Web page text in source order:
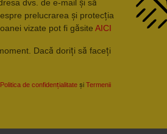
dvs. de e-mail și să
prelucrarea și protecția
vizate pot fi găsite AICI
Dacă doriți să faceți
Politica de confidențialitate și Termenii